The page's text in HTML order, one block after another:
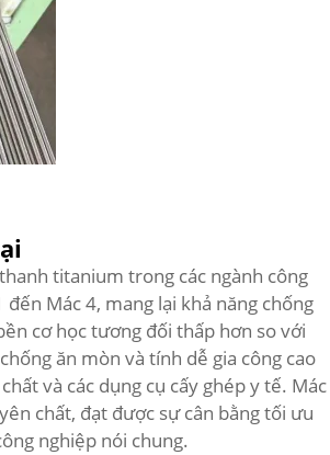
titanium trong các ngành công
Mác 4, mang lại khả năng chống
cơ học tương đối thấp hơn so với
ăn mòn và tính dễ gia công cao
và các dụng cụ cấy ghép y tế. Mác
chất, đạt được sự cân bằng tối ưu
nghiệp nói chung.